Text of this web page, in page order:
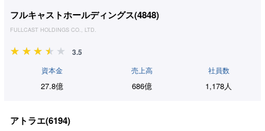
フルキャストホールディングス(4848)
FULLCAST HOLDINGS CO., LTD.
3.5
資本金
27.8億
売上高
686億
社員数
1,178人
アトラエ(6194)